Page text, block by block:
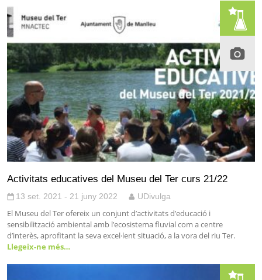
Activitats educatives del Museu del Ter curs 21/22
13 set. 2021 - 21 juny 2022 UDivulga
El Museu del Ter ofereix un conjunt d’activitats d’educació i
sensibilització ambiental amb l’ecosistema fluvial com a centre
d’interès, aprofitant la seva excel·lent situació, a la vora del riu Ter.
Llegeix-ne més…